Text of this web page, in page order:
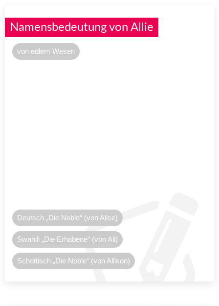
Namensbedeutung von Allie
von edlem Wesen
Deutsch „Die Noble“ (von Alice)
Swahili „Die Erhabene“ (von Ali)
Schottisch „Die Noble“ (von Allison)